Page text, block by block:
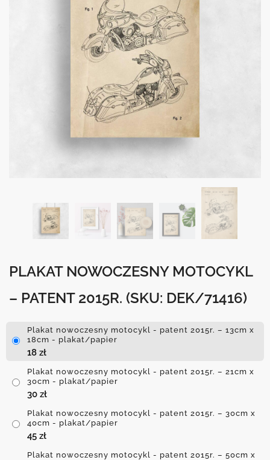
PLAKAT NOWOCZESNY MOTOCYKL
– PATENT 2015R. (SKU: DEK/71416)
Plakat nowoczesny motocykl - patent 2015r. – 13cm x
18cm - plakat/papier
18 zł
Plakat nowoczesny motocykl - patent 2015r. – 21cm x
30cm - plakat/papier
30 zł
Plakat nowoczesny motocykl - patent 2015r. – 30cm x
40cm - plakat/papier
45 zł
Plakat nowoczesny motocykl - patent 2015r. – 50cm x